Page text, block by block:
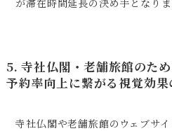
5. 寺社仏閣・老舗旅館のた
予約率向上に繋がる視覚効果
寺社仏閣や老舗旅館のウェブサ